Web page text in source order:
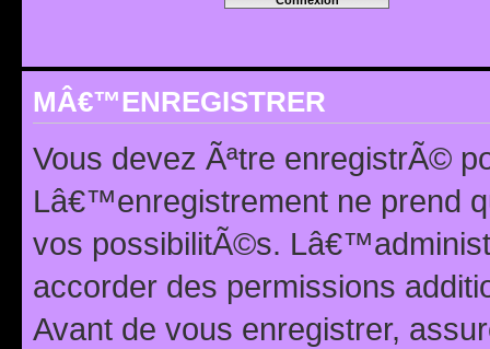
MÂ€™ENREGISTRER
Vous devez Ãªtre enregistrÃ©
Lâ€™enregistrement ne prend
vos possibilitÃ©s.
accorder des permissions
Avant de vous enregistrer,